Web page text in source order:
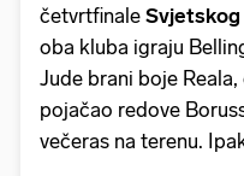
četvrtfinale
oba kluba igraju
Jude brani boje
pojačao redove
večeras na terenu.